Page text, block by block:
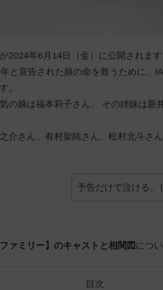
2024年6月14日（金）に公開されます
と宣告された娘の命を救うために、
。
の娘は福本莉子さん、 その姉妹は新
介さん、有村架純さん、松村北斗さ
予告だけで泣ける
ァミリー】のキャストと相関図 につ
目次